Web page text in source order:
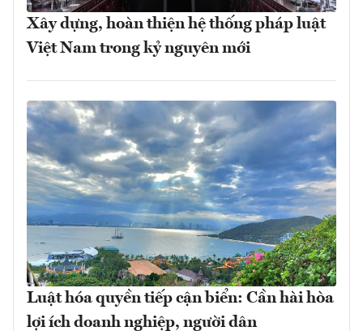
Xây dựng, hoàn thiện hệ thống pháp luật
Việt Nam trong kỷ nguyên mới
Luật hóa quyền tiếp cận biển: Cần hài hòa
lợi ích doanh nghiệp, người dân